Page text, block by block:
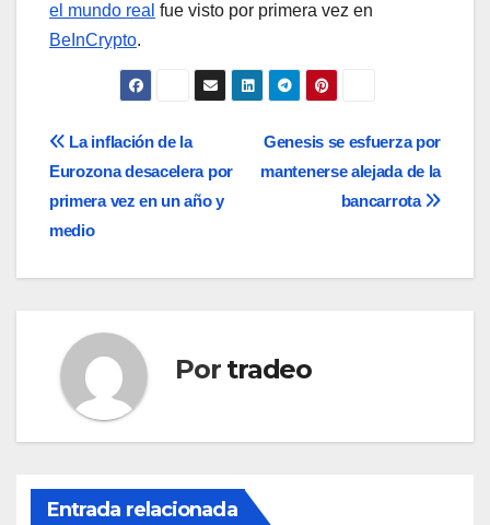
el mundo real fue visto por primera vez en
BeInCrypto.
Navegación
de
entradas
Genesis se esfuerza por
mantenerse alejada de la
bancarrota
La inflación de la
Eurozona desacelera por
primera vez en un año y
medio
Por tradeo
Entrada relacionada